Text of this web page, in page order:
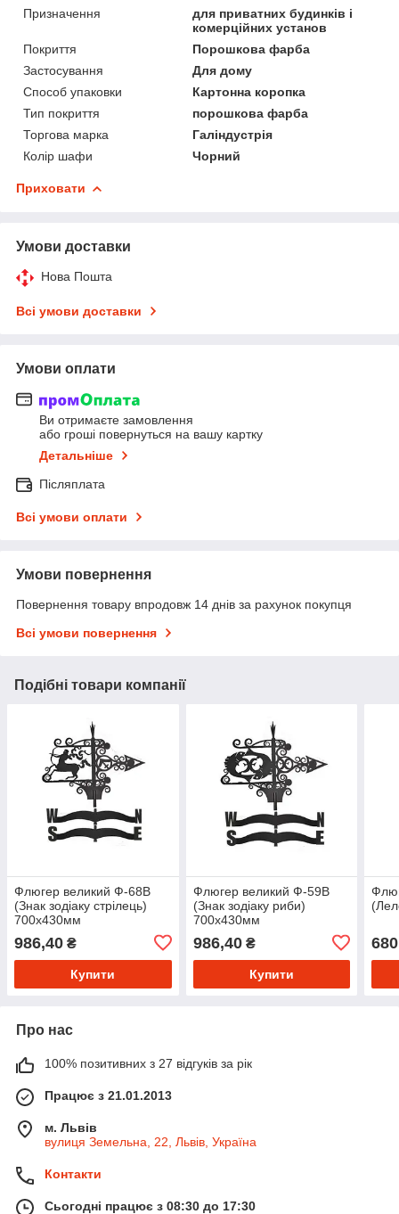
Призначення
для приватних будинків і
комерційних установ
Покриття
Порошкова фарба
Застосування
Для дому
Способ упаковки
Картонна коропка
Тип покриття
порошкова фарба
Торгова марка
Галіндустрія
Колір шафи
Чорний
Приховати
Умови доставки
Нова Пошта
Всі умови доставки
Умови оплати
Ви отримаєте замовлення
або гроші повернуться на вашу картку
Детальніше
Післяплата
Всі умови оплати
Умови повернення
Повернення товару впродовж 14 днів за рахунок покупця
Всі умови повернення
Подібні товари компанії
Флюгер великий Ф-68В
(Знак зодіаку стрілець)
700х430мм
986,40 ₴
Купити
Флюгер великий Ф-59В
(Знак зодіаку риби)
700х430мм
986,40₴
Купити
Про нас
100% позитивних з 27 відгуків за рік
Працює з 21.01.2013
м. Львів
вулиця Земельна, 22, Львів, Україна
Контакти
Сьогодні працює з 08:30 до 17:30